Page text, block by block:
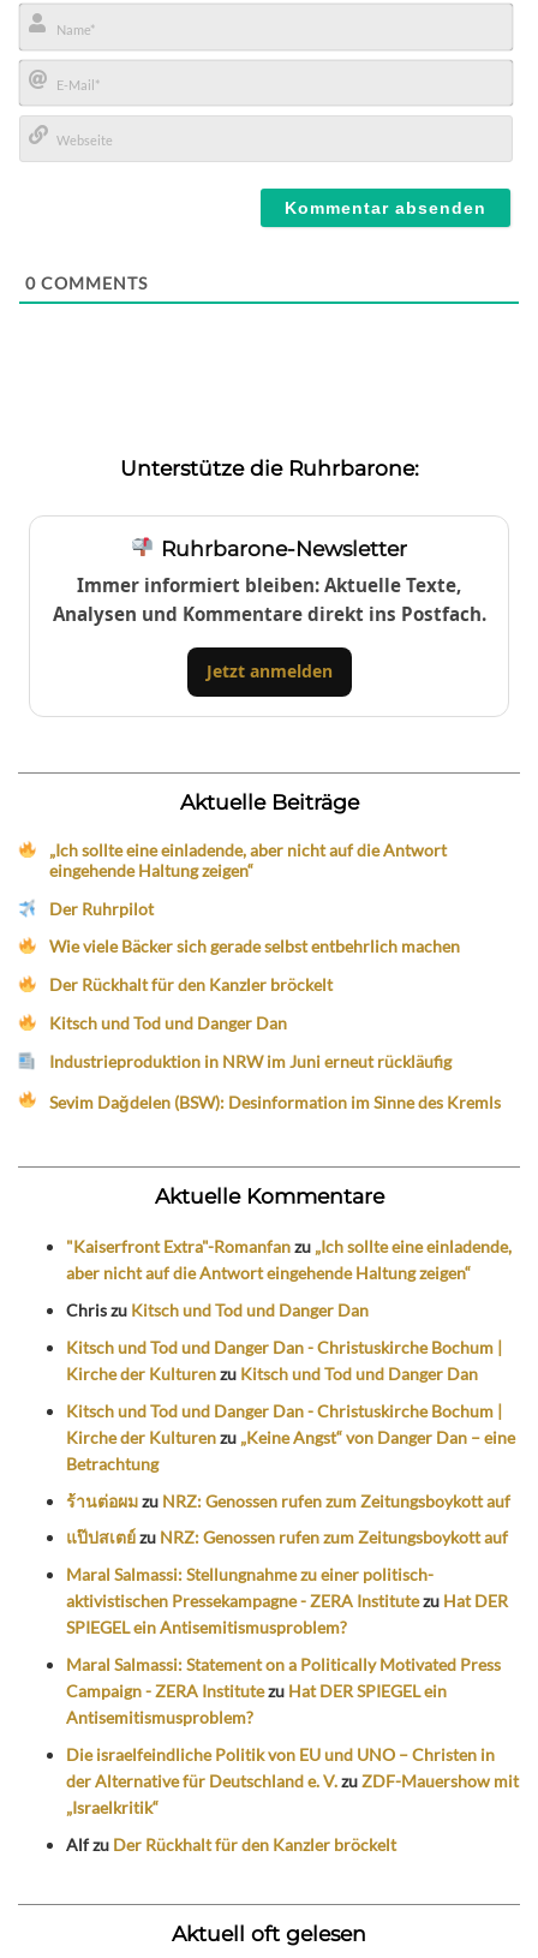
Name*
E-
Mail*
0 COMMENTS
Unterstütze die Ruhrbarone:
Ruhrbarone-Newsletter
Immer informiert bleiben: Aktuelle Texte,
Analysen und Kommentare direkt ins Postfach.
Jetzt anmelden
Aktuelle Beiträge
„Ich sollte eine einladende, aber nicht auf die Antwort
eingehende Haltung zeigen“
Der Ruhrpilot
Wie viele Bäcker sich gerade selbst entbehrlich machen
Der Rückhalt für den Kanzler bröckelt
Kitsch und Tod und Danger Dan
Industrieproduktion in NRW im Juni erneut rückläufig
Sevim Dağdelen (BSW): Desinformation im Sinne des Kremls
Aktuelle Kommentare
"Kaiserfront Extra"-Romanfanzu „Ich sollte eine einladende,
aber nicht auf die Antwort eingehende Haltung zeigen“
Chriszu Kitsch und Tod und Danger Dan
Kitsch und Tod und Danger Dan - Christuskirche Bochum |
Kirche der Kulturenzu Kitsch und Tod und Danger Dan
Kitsch und Tod und Danger Dan - Christuskirche Bochum |
Kirche der Kulturenzu „Keine Angst“ von Danger Dan – eine
Betrachtung
ร้านต่อผมzu NRZ: Genossen rufen zum Zeitungsboykott auf
แป๊ปสเตย์zu NRZ: Genossen rufen zum Zeitungsboykott auf
Maral Salmassi: Stellungnahme zu einer politisch-
aktivistischen Pressekampagne - ZERA Institutezu Hat DER
SPIEGEL ein Antisemitismusproblem?
Maral Salmassi: Statement on a Politically Motivated Press
Campaign - ZERA Institutezu Hat DER SPIEGEL ein
Antisemitismusproblem?
Die israelfeindliche Politik von EU und UNO – Christen in
der Alternative für Deutschland e. V.zuZDF-Mauershow mit
„Israelkritik“
Alfzu Der Rückhalt für den Kanzler bröckelt
Aktuell oft gelesen